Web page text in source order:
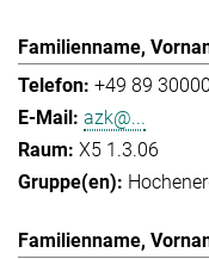
+49 89
azk@...
X5 1.3.06